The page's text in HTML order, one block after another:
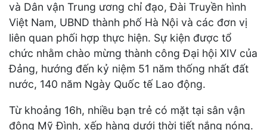
và Dân vận Trung ương chỉ đạo, Đài Truyền hình
Việt Nam, UBND thành phố Hà Nội và các đơn vị
liên quan phối hợp thực hiện. Sự kiện được tổ
chức nhằm chào mừng thành công Đại hội XIV của
Đảng, hướng đến kỷ niệm 51 năm thống nhất đất
nước, 140 năm Ngày Quốc tế Lao động.
Từ khoảng 16h, nhiều bạn trẻ có mặt tại sân vận
động Mỹ Đình, xếp hàng dưới thời tiết nắng nóng.